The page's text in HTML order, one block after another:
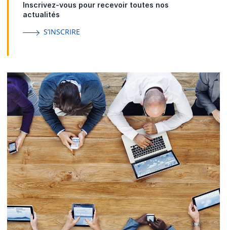
Inscrivez-vous pour recevoir toutes nos
actualités
S’INSCRIRE